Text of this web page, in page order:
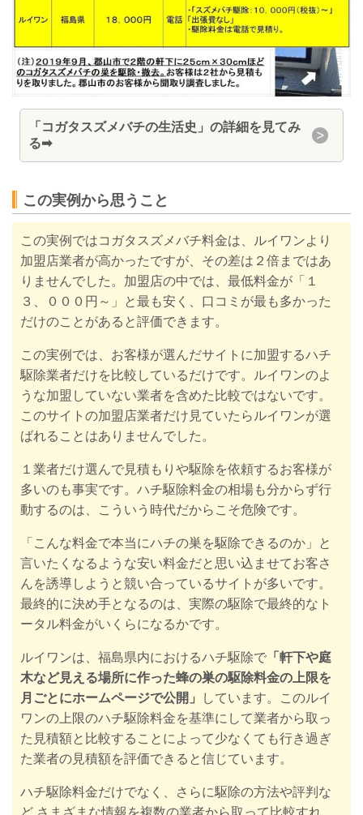
「コガタスズメバチの生活史」の詳細を見てみ
る➡
この実例から思うこと
この実例ではコガタスズメバチ料金は、ルイワンより
加盟店業者が高かったですが、その差は２倍まではあ
りませんでした。加盟店の中では、最低料金が「１
３、０００円～」と最も安く、口コミが最も多かった
だけのことがあると評価できます。
この実例では、お客様が選んだサイトに加盟するハチ
駆除業者だけを比較しているだけです。ルイワンのよ
うな加盟していない業者を含めた比較ではないです。
このサイトの加盟店業者だけ見ていたらルイワンが選
ばれることはありませんでした。
１業者だけ選んで見積もりや駆除を依頼するお客様が
多いのも事実です。ハチ駆除料金の相場も分からず行
動するのは、こういう時代だからこそ危険です。
「こんな料金で本当にハチの巣を駆除できるのか」と
言いたくなるような安い料金だと思い込ませてお客さ
んを誘導しようと競い合っているサイトが多いです。
最終的に決め手となるのは、実際の駆除で最終的なト
ータル料金がいくらになるかです。
ルイワンは、福島県内におけるハチ駆除で 「軒下や庭
木など見える場所に作った蜂の巣の駆除料金の上限を
月ごとにホームページで公開」
しています。このルイ
ワンの上限のハチ駆除料金を基準にして業者から取っ
た見積額と比較することによって少なくても行き過ぎ
た業者の見積額を評価できると信じています。
ハチ駆除料金だけでなく、さらに駆除の方法や評判な